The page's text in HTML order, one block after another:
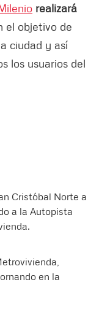
realizará
el objetivo de
ciudad y así
los usuarios del
Cristóbal Norte a
a la Autopista
en la